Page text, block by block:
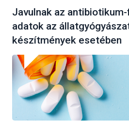
Javulnak az
adatok az
készítmények esetében